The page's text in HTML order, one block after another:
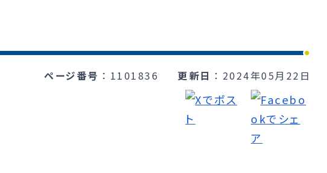
ページ番号 1101836 更新日 2024年05月22日